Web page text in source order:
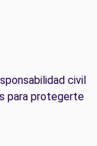
civil
para protegerte